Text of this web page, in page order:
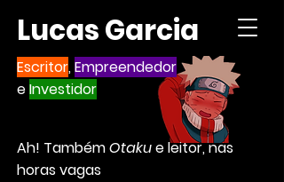
Lucas Garcia
Escritor,Empreendedor
eInvestidor
Ah! TambémOtakue leitor, nas
horas vagas